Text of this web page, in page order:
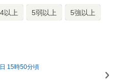
4以上 5弱以上 5強以上
15時50分頃